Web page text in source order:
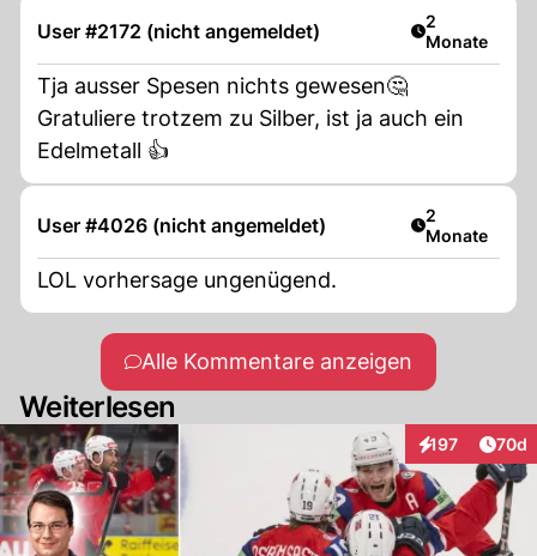
User #2172 (nicht angemeldet) Artikel
2
Monate
Tja ausser Spesen nichts gewesen🤔
Gratuliere trotzem zu Silber, ist ja auch ein
Edelmetall 👍
User #4026 (nicht angemeldet) Artikel
2
Monate
LOL vorhersage ungenügend.
Alle Kommentare anzeigen
Weiterlesen
197
Interaktionen
70d